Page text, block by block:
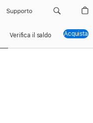
Supporto
(Si apre in una nuova finestra)
Verifica il saldo Acquista